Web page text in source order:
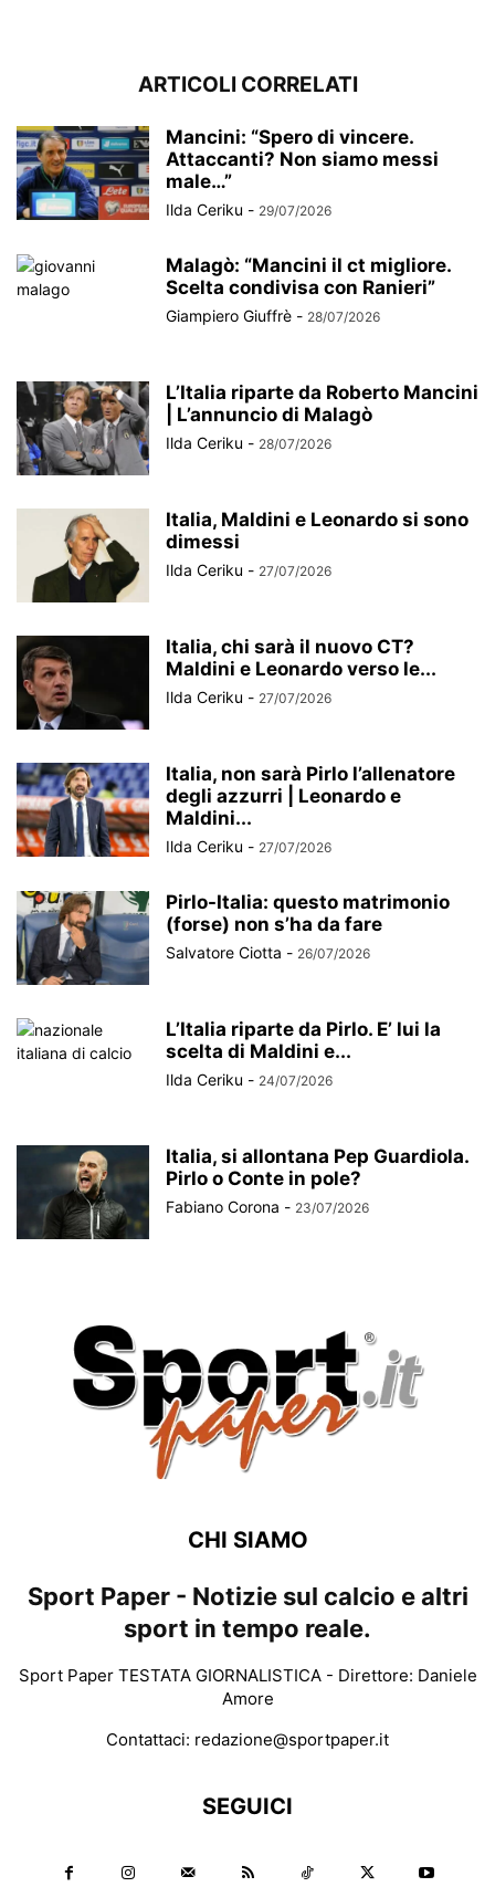
ARTICOLI CORRELATI
Mancini: “Spero di vincere.
Attaccanti? Non siamo messi
male…”
Ilda Ceriku - 29/07/2026
Malagò: “Mancini il ct migliore.
Scelta condivisa con Ranieri”
Giampiero Giuffrè - 28/07/2026
L’Italia riparte da Roberto Mancini
| L’annuncio di Malagò
Ilda Ceriku - 28/07/2026
Italia, Maldini e Leonardo si sono
dimessi
Ilda Ceriku - 27/07/2026
Italia, chi sarà il nuovo CT?
Maldini e Leonardo verso le...
Ilda Ceriku - 27/07/2026
Italia, non sarà Pirlo l’allenatore
degli azzurri | Leonardo e
Maldini...
Ilda Ceriku - 27/07/2026
Pirlo-Italia: questo matrimonio
(forse) non s’ha da fare
Salvatore Ciotta - 26/07/2026
L’Italia riparte da Pirlo. E’ lui la
scelta di Maldini e...
Ilda Ceriku - 24/07/2026
Italia, si allontana Pep Guardiola.
Pirlo o Conte in pole?
Fabiano Corona - 23/07/2026
CHI SIAMO
Sport Paper - Notizie sul calcio e altri
sport in tempo reale.
Sport Paper TESTATA GIORNALISTICA - Direttore: Daniele
Amore
Contattaci: redazione@sportpaper.it
SEGUICI